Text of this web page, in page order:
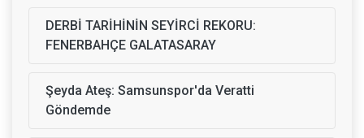
DERBİ TARİHİNİN SEYİRCİ REKORU:
FENERBAHÇE GALATASARAY
Şeyda Ateş: Samsunspor'da Veratti
Göndemde